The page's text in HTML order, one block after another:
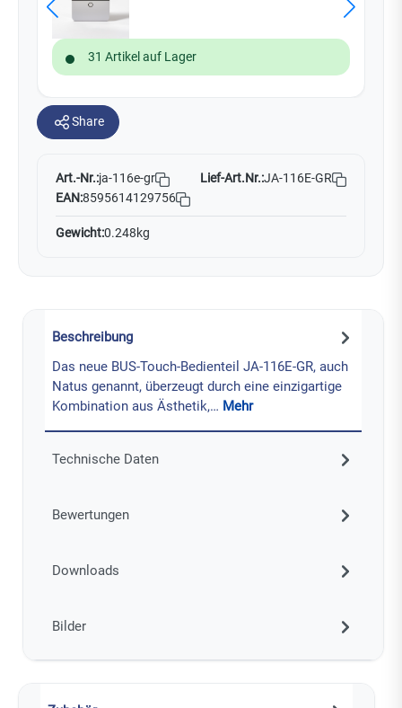
31 Artikel auf Lager
Share
Art.-Nr.:ja-116e-gr Lief-Art.Nr.:JA-116E-GR
EAN:8595614129756
Gewicht:0.248kg
Beschreibung
Das neue BUS-Touch-Bedienteil JA-116E-GR, auch
Natus genannt, überzeugt durch eine einzigartige
Kombination aus Ästhetik,… Mehr
Technische Daten
Bewertungen
Downloads
Bilder